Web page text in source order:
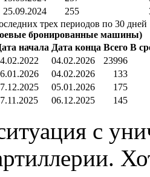
25.09.2024 255
трех периодов по 30 дней
бронированные машины)
начала Дата конца Всего В
04.02.2026
23996
04.02.2026
133
05.01.2026
175
06.12.2025 145
с